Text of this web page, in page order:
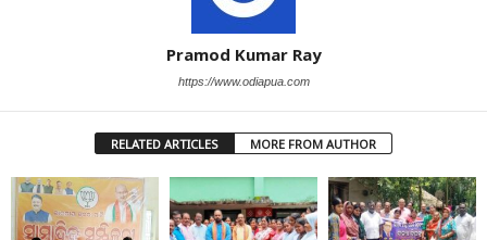
Pramod Kumar Ray
https://www.odiapua.com
RELATED ARTICLES MORE FROM AUTHOR